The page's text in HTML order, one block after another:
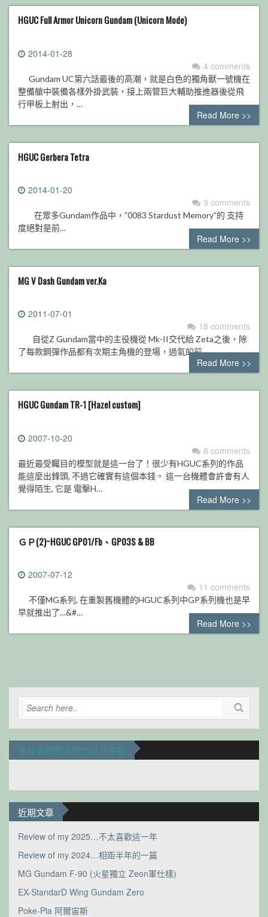
HGUC Full Armor Unicorn Gundam (Unicorn Mode)
2014-01-28
4 comments
Gundam UC第六話最後的高潮，就是白色的獨角獸一號機在
整備艙中裝備各樣外掛武裝，接上兩管巨大輔助推進器後從飛
行甲板上射出，…
Read More >>
HGUC Gerbera Tetra
2014-01-20
3 comments
在眾多Gundam作品中，”0083 Stardust Memory”的 支持
度絕對是前…
Read More >>
MG V Dash Gundam ver.Ka
2011-07-01
18 comments
自從Z Gundam當中的主役機從 Mk-II交代給 Zeta之後，除
了每款鋼彈作品都有次期主角機的登場，過氣的前…
Read More >>
HGUC Gundam TR-1 [Hazel custom]
2007-10-20
8 comments
最近最受矚目的模型就是這一台了！很少有HGUC系列的作品
能這麼出鋒頭, 不過它確實有這個本錢。 這一台機體會許會有人
覺得陌生, 它是 電擊H…
Read More >>
ＧＰ(2)~HGUC GP01/Fb、GP03S & BB
2007-07-12
11 comments
不僅MG系列, 在重製舊機體的HGUC系列中GP系列機也是早
早就推出了…&#…
Read More >>
這裡會有較快的作品分享喔
近期文章
Review of my 2025…不太喜歡這一年
Review of my 2024…相距半年的一篇
MG Gundam F-90 (火星獨立 Zeon軍仕樣)
EX-StandarD Wing Gundam Zero
Poke-Pla 阿爾宙斯